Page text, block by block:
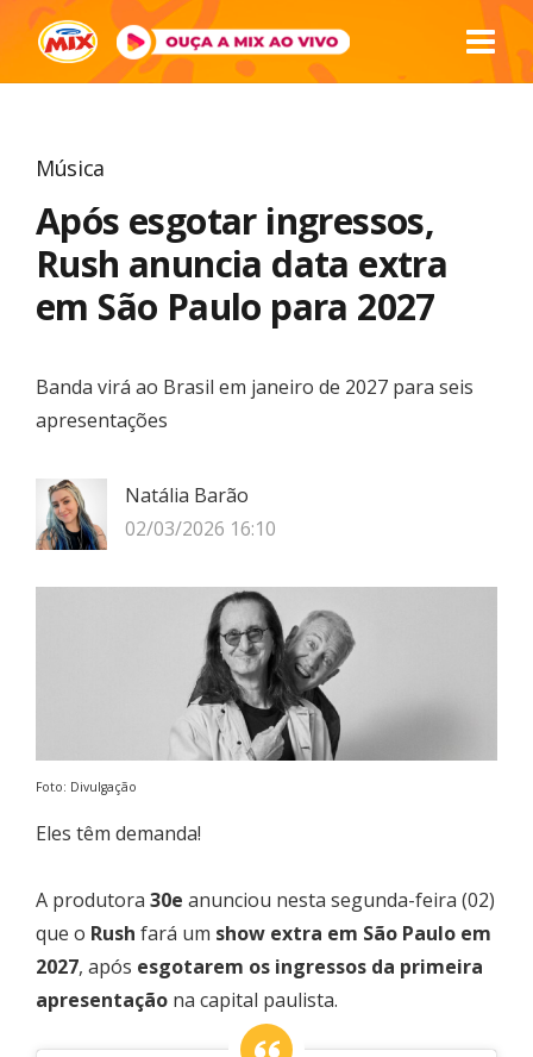
Música
Após esgotar ingressos,
Rush anuncia data extra
em São Paulo para 2027
Banda virá ao Brasil em janeiro de 2027 para seis
apresentações
Natália Barão
02/03/2026 16:10
Foto: Divulgação
Eles têm demanda!
A produtora 30e anunciou nesta segunda-feira (02)
que o Rush fará um show extra em São Paulo em
2027, após esgotarem os ingressos da primeira
apresentação na capital paulista.